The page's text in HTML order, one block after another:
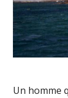
Un homme